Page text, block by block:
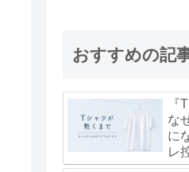
おすすめの記
『
な
に
レ